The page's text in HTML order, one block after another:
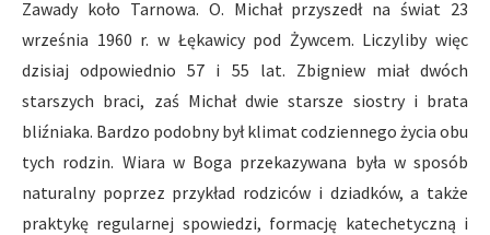
Zawady koło Tarnowa. O. Michał przyszedł na świat 23
września 1960 r. w Łękawicy pod Żywcem. Liczyliby więc
dzisiaj odpowiednio 57 i 55 lat. Zbigniew miał dwóch
starszych braci, zaś Michał dwie starsze siostry i brata
bliźniaka. Bardzo podobny był klimat codziennego życia obu
tych rodzin. Wiara w Boga przekazywana była w sposób
naturalny poprzez przykład rodziców i dziadków, a także
praktykę regularnej spowiedzi, formację katechetyczną i